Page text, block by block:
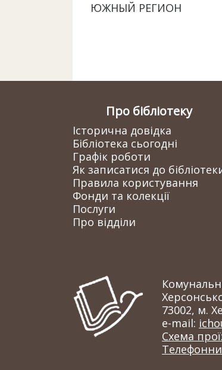
ЮЖНЫЙ РЕГИОН
Про бібліотеку
Історична довідка
Бібліотека сьогодні
Графік роботи
Як записатися до
Правила користування
Фонди та колекції
Послуги
Про відділи
73002, м.
e-mail:
Схема